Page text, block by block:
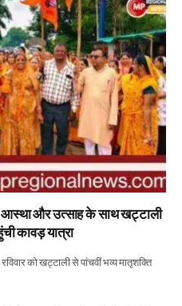
आस्था और उत्साह के साथ खट्टाली
कावड़ यात्रा
को खट्टाली से पांचवीं भव्य मातृशक्ति